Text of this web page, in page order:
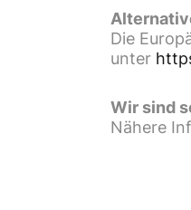
Die
unter
Wir sind
Nähere